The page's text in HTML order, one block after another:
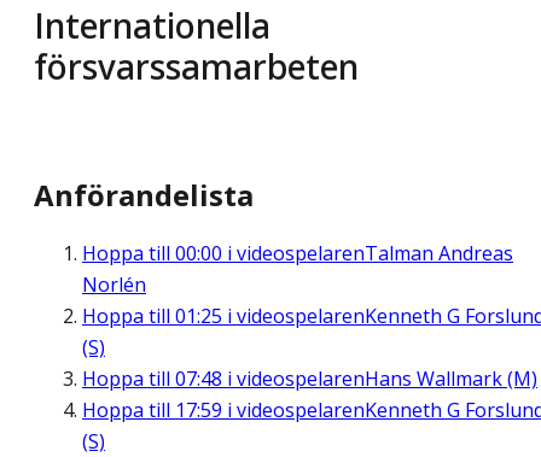
Internationella
försvarssamarbeten
Anförandelista
Hoppa till 00:00 i videospelarenTalman Andreas
Norlén
Hoppa till 01:25 i videospelarenKenneth G
(S)
Hoppa till 07:48 i videospelarenHans Wallmark (M)
Hoppa till 17:59 i videospelarenKenneth G
(S)